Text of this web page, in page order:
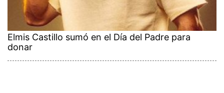
Elmis Castillo sumó en el Día del Padre para
donar